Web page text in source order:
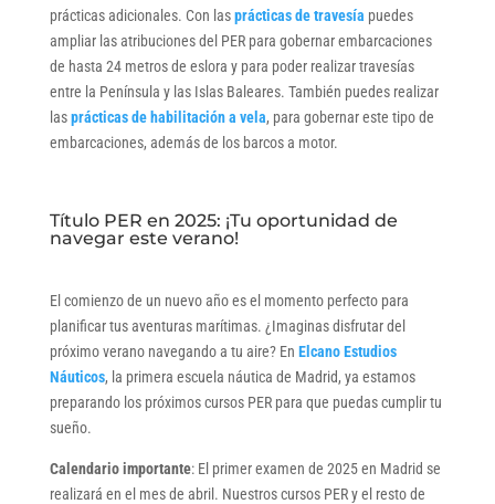
prácticas adicionales. Con lasprácticas de travesía puedes
ampliar las atribuciones del PER para gobernar embarcaciones
de hasta 24 metros de eslora y para poder realizar travesías
entre la Península y las Islas Baleares. También puedes realizar
lasprácticas de habilitación a vela, para gobernar este tipo de
embarcaciones, además de los barcos a motor.
Título PER en 2025: ¡Tu oportunidad de
navegar este verano!
El comienzo de un nuevo año es el momento perfecto para
planificar tus aventuras marítimas. ¿Imaginas disfrutar del
próximo verano navegando a tu aire? En Elcano Estudios
Náuticos, la primera escuela náutica de Madrid, ya estamos
preparando los próximos cursos PER para que puedas cumplir tu
sueño.
Calendario importante: El primer examen de 2025 en Madrid se
realizará en el mes de abril. Nuestros cursos PER y el resto de